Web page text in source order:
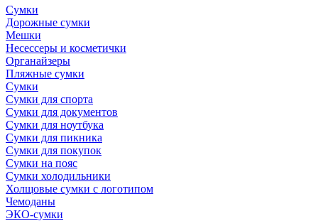
Сумки
Дорожные сумки
Мешки
Несессеры и косметички
Органайзеры
Пляжные сумки
Сумки
Сумки для спорта
Сумки для документов
Сумки для ноутбука
Сумки для пикника
Сумки для покупок
Сумки на пояс
Сумки холодильники
Холщовые сумки с логотипом
Чемоданы
ЭКО-сумки